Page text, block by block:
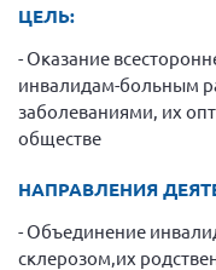
Конференция ВСЭ
Конференция
Документы
Первый съезд
Третий съезд
Четвертый съезд
ЦЕЛЬ:
- Оказание
инвалидам-больным
заболеваниями, их
обществе
НАПРАВЛЕНИЯ
- Объединение
склерозом,их